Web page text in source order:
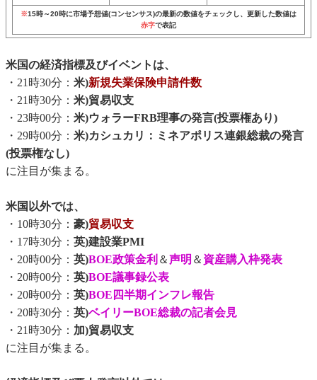
※15時～20時に市場予想値(コンセンサス)の最新の数値をチェックし、更新した数値は
赤字で表記
米国の経済指標及びイベントは、
・21時30分： 米)新規失業保険申請件数
・21時30分： 米)貿易収支
・23時00分： 米)ウォラーFRB理事の発言(投票権あり)
・29時00分： 米)カシュカリ：ミネアポリス連銀総裁の発言
(投票権なし)
に注目が集まる。
米国以外では、
・10時30分： 豪)貿易収支
・17時30分： 英)建設業PMI
・20時00分： 英)BOE政策金利 ＆声明 ＆ 資産購入枠発表
・20時00分： 英)BOE議事録公表
・20時00分： 英)BOE四半期インフレ報告
・20時30分： 英)ベイリーBOE総裁の記者会見
・21時30分： 加)貿易収支
に注目が集まる。